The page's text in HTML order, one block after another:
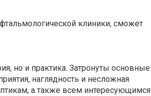
клиники, сможет
но и практика. Затронуты основные
наглядность и несложная
а также всем интересующимся